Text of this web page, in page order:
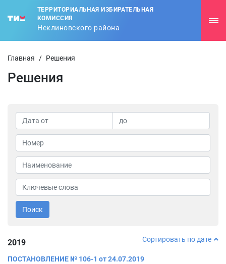
ТЕРРИТОРИАЛЬНАЯ ИЗБИРАТЕЛЬНАЯ
КОМИССИЯ
Неклиновского района
Главная / Решения
Решения
Поиск
2019 Сортировать по дате
ПОСТАНОВЛЕНИЕ № 106-1 от 24.07.2019